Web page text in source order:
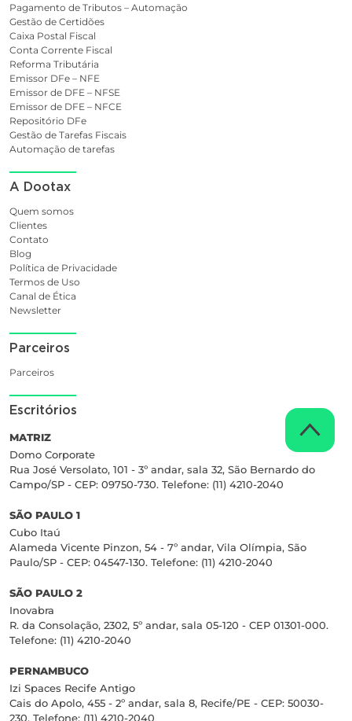
Pagamento de Tributos – Automação
Gestão de Certidões
Caixa Postal Fiscal
Conta Corrente Fiscal
Reforma Tributária
Emissor DFe – NFE
Emissor de DFE – NFSE
Emissor de DFE – NFCE
Repositório DFe
Gestão de Tarefas Fiscais
Automação de tarefas
A Dootax
Quem somos
Clientes
Contato
Blog
Política de Privacidade
Termos de Uso
Canal de Ética
Newsletter
Parceiros
Parceiros
Escritórios
MATRIZ
Domo Corporate
Rua José Versolato, 101 - 3º andar, sala 32, São Bernardo do
Campo/SP - CEP: 09750-730. Telefone: (11) 4210-2040
SÃO PAULO 1
Cubo Itaú
Alameda Vicente Pinzon, 54 - 7º andar, Vila Olímpia, São
Paulo/SP - CEP: 04547-130. Telefone: (11) 4210-2040
SÃO PAULO 2
Inovabra
R. da Consolação, 2302, 5º andar, sala 05-120 - CEP 01301-000.
Telefone: (11) 4210-2040
PERNAMBUCO
Izi Spaces Recife Antigo
Cais do Apolo, 455 - 2º andar, sala 8, Recife/PE - CEP: 50030-
230. Telefone: (11) 4210-2040